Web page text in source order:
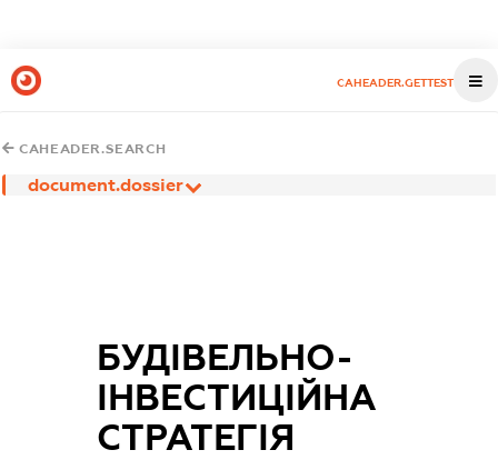
CAHEADER.GETTEST
CAHEADER.SEARCH
document.dossier
БУДІВЕЛЬНО-
ІНВЕСТИЦІЙНА
СТРАТЕГІЯ